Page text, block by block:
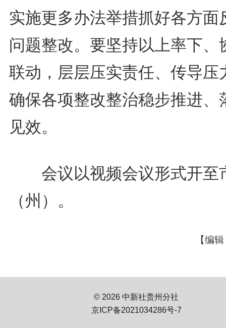
实施更多办法举措抓好各方面
问题整改。要坚持以上率下、
联动，层层压实责任、传导压
确保各项整改整治稳步推进、
见效。
会议以视频会议形式开至
（州）。
【编
© 2026 中新社贵州分社
京ICP备2021034286号-7